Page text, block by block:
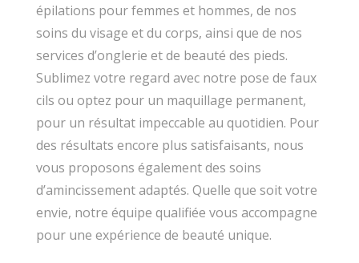
épilations pour femmes et hommes, de nos
soins du visage et du corps, ainsi que de nos
services d’onglerie et de beauté des pieds.
Sublimez votre regard avec notre pose de faux
cils ou optez pour un maquillage permanent,
pour un résultat impeccable au quotidien. Pour
des résultats encore plus satisfaisants, nous
vous proposons également des soins
d’amincissement adaptés. Quelle que soit votre
envie, notre équipe qualifiée vous accompagne
pour une expérience de beauté unique.